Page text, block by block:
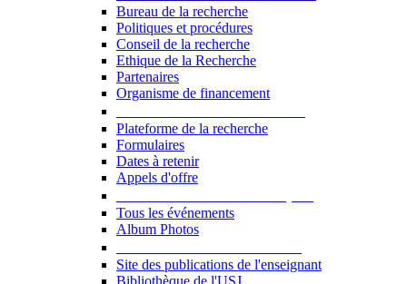
Bureau de la recherche
Politiques et procédures
Conseil de la recherche
Ethique de la Recherche
Partenaires
Organisme de financement
Plateforme de la recherche
Formulaires
Dates à retenir
Appels d'offre
Tous les événements
Album Photos
Site des publications de l'enseignant
Bibliothèque de l'USJ